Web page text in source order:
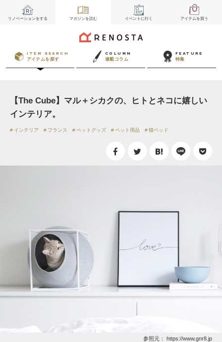
リノベーションをする マガジンを読む イベント に行く アイテムを買う
ITEM SEARCH
アイテムを探す
COLUMN
連載コラム
FEATURE
特集
【The Cube】マル＋シカクの、ヒトとネコに嬉しい
インテリア。
インテリア フランス ペットグッズ ペット用品 猫ベッド
参照元： https://www.gnr8.jp